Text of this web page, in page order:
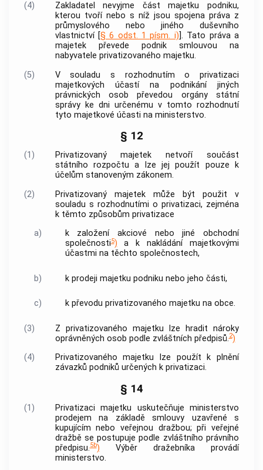
(4)
Zakladatel nevyjme část majetku podniku,
kterou tvoří nebo s níž jsou spojena práva z
průmyslového nebo jiného duševního
vlastnictví [§ 6 odst. 1 písm. i)]. Tato práva a
majetek převede podnik smlouvou na
nabyvatele privatizovaného majetku.
(5)
V souladu s rozhodnutím o privatizaci
majetkových účastí na podnikání jiných
právnických osob převedou orgány státní
správy ke dni určenému v tomto rozhodnutí
tyto majetkové účasti na ministerstvo.
§ 12
(1)
Privatizovaný majetek netvoří součást
státního rozpočtu a lze jej použít pouze k
účelům stanoveným zákonem.
(2)
Privatizovaný majetek může být použit v
souladu s rozhodnutími o privatizaci, zejména
k těmto způsobům privatizace
a)
k založení akciové nebo jiné obchodní
společnosti5) a k nakládání majetkovými
účastmi na těchto společnostech,
b) k prodeji majetku podniku nebo jeho části,
c) k převodu privatizovaného majetku na obce.
(3)
Z privatizovaného majetku lze hradit nároky
oprávněných osob podle zvláštních předpisů.2)
(4)
Privatizovaného majetku lze použít k plnění
závazků podniků určených k privatizaci.
§ 14
(1)
Privatizaci majetku uskutečňuje ministerstvo
prodejem na základě smlouvy uzavřené s
kupujícím nebo veřejnou dražbou; při veřejné
dražbě se postupuje podle zvláštního právního
předpisu.5b) Výběr dražebníka provádí
ministerstvo.